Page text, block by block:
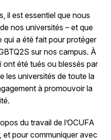
il est essentiel que nous
nos universités – et que
qui a été fait pour protéger
sur nos campus. À
ont été tués ou blessés par
les universités de toute la
à promouvoir la
du travail de l’OCUFA
et pour communiquer avec